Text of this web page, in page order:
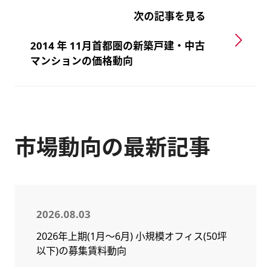
次の記事を見る
2014 年 11月首都圏の新築戸建・中古
マンションの価格動向
市場動向の最新記事
2026.08.03
2026年上期(1月～6月) 小規模オフィス(50坪
以下)の募集賃料動向